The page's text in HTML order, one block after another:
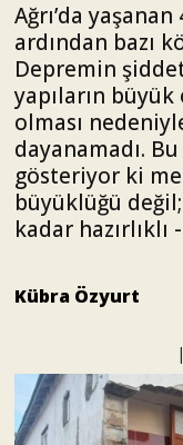
Ağrı’da
ardından bazı
Depremin
yapıların
olması
dayanamadı.
gösteriyor ki
büyüklüğü
kadar hazırlıklı
Kübra Özyurt